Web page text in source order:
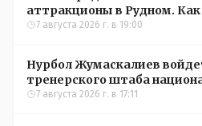
аттракционы в Рудном. Как
окупятся?
7 августа 2026 г. в 19:00
Нурбол Жумаскалиев
тренерского штаба
Казахстана по футболу
7 августа 2026 г. в 17:11